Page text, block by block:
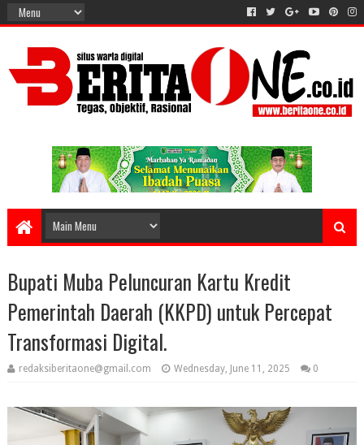
Bupati Muba Peluncuran Kartu Kredit
Pemerintah Daerah (KKPD) untuk Percepat
Transformasi Digital.
redaksiberitaone@gmail.com Wednesday, June 11, 2025 0